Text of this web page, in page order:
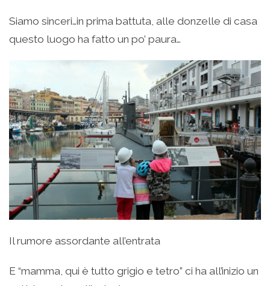
Siamo sinceri…in prima battuta, alle donzelle di casa
questo luogo ha fatto un po’ paura…
Il rumore assordante all’entrata
E “mamma, qui è tutto grigio e tetro” ci ha all’inizio un